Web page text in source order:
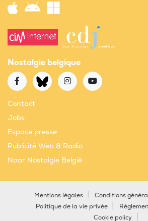
Nostalgie belgique
Contact
Jobs
Espace presse
Publicité Web & Radio
Naar Nostalgie België
Mentions légales
Conditions
Politique de la vie privée
Cookie policy